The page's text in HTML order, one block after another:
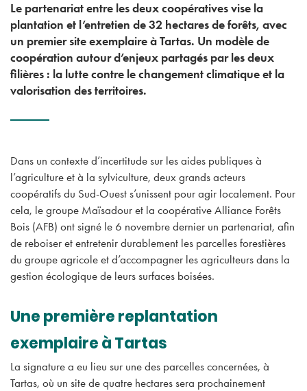
Le partenariat entre les deux coopératives vise la
plantation et l’entretien de 32 hectares de forêts, avec
un premier site exemplaire à Tartas. Un modèle de
coopération autour d’enjeux partagés par les deux
filières : la lutte contre le changement climatique et la
valorisation des territoires.
Dans un contexte d’incertitude sur les aides publiques à
l’agriculture et à la sylviculture, deux grands acteurs
coopératifs du Sud-Ouest s’unissent pour agir localement. Pour
cela, le groupe Maïsadour et la coopérative Alliance Forêts
Bois (AFB) ont signé le 6 novembre dernier un partenariat, afin
de reboiser et entretenir durablement les parcelles forestières
du groupe agricole et d’accompagner les agriculteurs dans la
gestion écologique de leurs surfaces boisées.
Une première replantation
exemplaire à Tartas
La signature a eu lieu sur une des parcelles concernées, à
Tartas, où un site de quatre hectares sera prochainement